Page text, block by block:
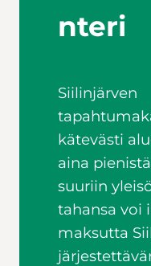
nteri
Siilinjärven
kätevästi
aina
suuriin
tahansa voi
maksutta